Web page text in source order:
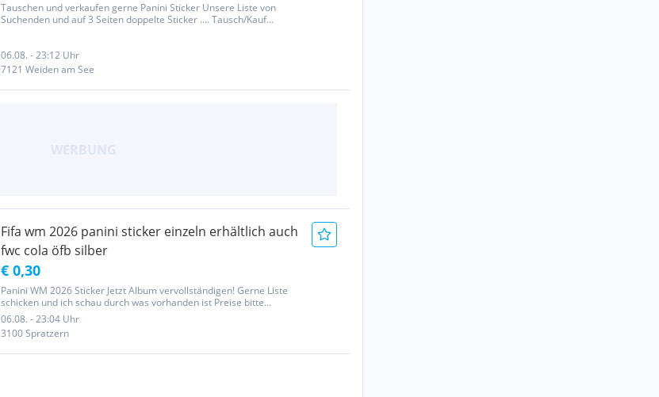
Tauschen und verkaufen gerne Panini Sticker Unsere Liste von
Suchenden und auf 3 Seiten doppelte Sticker .... Tausch/Kauf
06.08. - 23:12 Uhr
7121 Weiden am See
Fifa wm 2026 panini sticker einzeln erhältlich auch
fwc cola öfb silber
€ 0,30
Panini WM 2026 Sticker Jetzt Album vervollständigen! Gerne Liste
schicken und ich schau durch was vorhanden ist Preise bitte
beachten und vorher lesen: Normale Sticker je 0,30 Euro (ohne
Messi, Ronaldo, Yamal, Mbappe und Kane. Diese auf Anfrage)
Glitzer...
06.08. - 23:04 Uhr
3100 Spratzern